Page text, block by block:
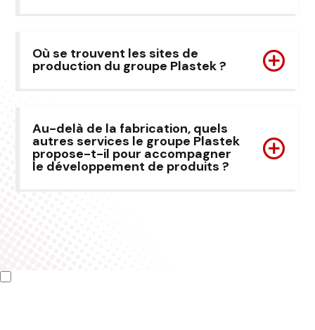
Où se trouvent les sites de
production du groupe Plastek ?
Au-delà de la fabrication, quels
autres services le groupe Plastek
propose-t-il pour accompagner
le développement de produits ?